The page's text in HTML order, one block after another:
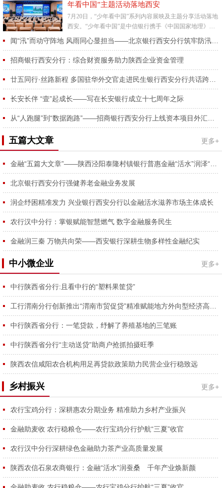
年看中国”主题活动落地西安
7月20日，“少年看中国”系列内容展映及主题分享活动落地
西安。“少年看中国”是中信银行携手《中国国家地理》杂
志社为亲子家庭特别打造的主题活动，旨在以精彩地理内
容...
招商银行西安分行：综合财资服务助力陕西企业资金管理
长安长伴 “壹”起成长——写在长安银行成立十七周年之际
五篇大文章 更多+
北京银行西安分行强健养老金融业务发展
润企纾困精准发力 兴业银行西安分行以金融活水滋养市场主体成长
农行汉中分行：掌银赋能智慧燃气 数字金融服务民生
金融润三秦 万物共向荣——西安银行深耕生物多样性金融纪实
中小微企业 更多+
中行陕西省分行:且看中行的“塑料果筐贷”
中行陕西省分行：一笔贷款，纾解了养殖基地的三笔账
中行陕西省分行“主动送贷”助商户抢抓拍摄旺季
陕西农信咸阳农合机构用足再贷款政策助力民营企业行稳致远
乡村振兴 更多+
农行宝鸡分行：深耕惠农分期业务 精准助力乡村产业振兴
金融助麦收 农行稳粮仓——农行宝鸡分行护航“三夏”收官
农行汉中分行深耕绿色金融助力茶产业高质量发展
陕西农信石泉农商银行：金融“活水”润蚕桑 千年产业焕新颜